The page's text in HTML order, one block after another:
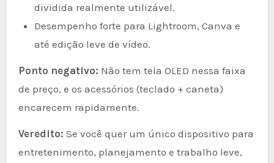
dividida realmente utilizável.
Desempenho forte para Lightroom, Canva e
até edição leve de vídeo.
Ponto negativo: Não tem tela OLED nessa faixa
de preço, e os acessórios (teclado + caneta)
encarecem rapidamente.
Veredito: Se você quer um único dispositivo para
entretenimento, planejamento e trabalho leve,